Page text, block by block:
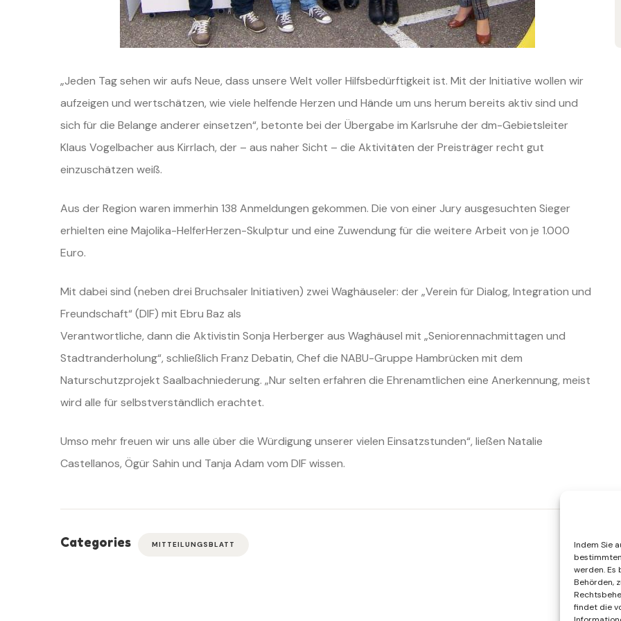
Indem Sie
werden. Es
Behörden,
findet die
„Jeden Tag sehen wir aufs Neue, dass unsere Welt voller Hilfsbedürftigkeit ist. Mit der Initiative wollen wir
aufzeigen und wertschätzen, wie viele helfende Herzen und Hände um uns herum bereits aktiv sind und
sich für die Belange anderer einsetzen“, betonte bei der Übergabe im Karlsruhe derdm-Gebietsleiter
Klaus Vogelbacher aus Kirrlach, der – aus naher Sicht – die Aktivitäten der Preisträger recht gut
einzuschätzen weiß.
Aus der Region waren immerhin 138 Anmeldungen gekommen. Die von einer Jury ausgesuchten Sieger
erhielten eine Majolika-HelferHerzen-Skulptur und eine Zuwendung für die weitere Arbeit von je 1.000
Euro.
Mit dabei sind (neben drei Bruchsaler Initiativen) zwei Waghäuseler: der„Verein für Dialog, Integration und
Freundschaft“ (DIF) mit Ebru Baz als
Verantwortliche, dann die Aktivistin Sonja Herberger aus Waghäusel mit „Seniorennachmittagen und
Stadtranderholung“, schließlich Franz Debatin, Chef die NABU-Gruppe Hambrücken mit dem
Naturschutzprojekt Saalbachniederung. „Nur selten erfahren die Ehrenamtlichen eine Anerkennung, meist
wird alle für selbstverständlich erachtet.
Umso mehr freuen wir uns alle über die Würdigung unserer vielen Einsatzstunden“, ließen Natalie
Castellanos, Ögür Sahin und Tanja Adam vom DIF wissen.
Categories MITTEILUNGSBLATT